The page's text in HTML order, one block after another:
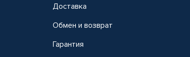
Доставка
Обмен и возврат
Гарантия